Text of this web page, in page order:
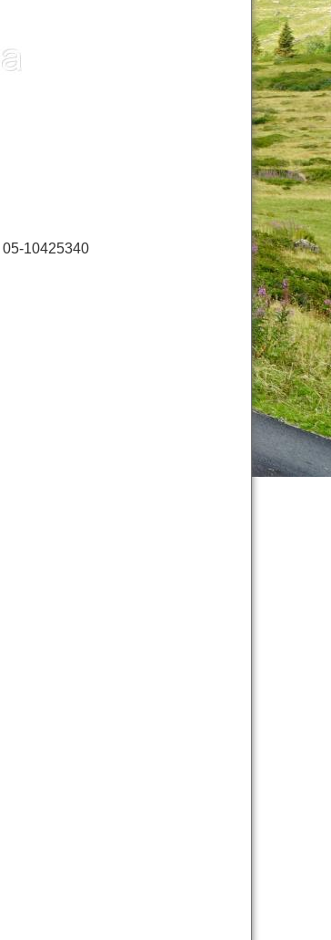
05-10425340